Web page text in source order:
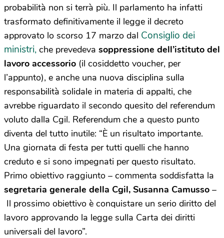
probabilità non si terrà più. Il parlamento ha infatti
trasformato definitivamente il legge il decreto
approvato lo scorso 17 marzo dal Consiglio dei
ministri, che prevedeva soppressione dell’istituto del
lavoro accessorio (il cosiddetto voucher, per
l’appunto), e anche una nuova disciplina sulla
responsabilità solidale in materia di appalti, che
avrebbe riguardato il secondo quesito del referendum
voluto dalla Cgil. Referendum che a questo punto
diventa del tutto inutile: “È un risultato importante.
Una giornata di festa per tutti quelli che hanno
creduto e si sono impegnati per questo risultato.
Primo obiettivo raggiunto – commenta soddisfatta la
segretaria generale della Cgil, Susanna Camusso –
Il prossimo obiettivo è conquistare un serio diritto del
lavoro approvando la legge sulla Carta dei diritti
universali del lavoro”.